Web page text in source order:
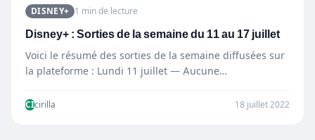
DISNEY+ 1 min de lecture
Disney+ : Sorties de la semaine du 11 au 17 juillet
Voici le résumé des sorties de la semaine diffusées sur
la plateforme : Lundi 11 juillet — Aucune…
CIcirilla 18 juillet 2022